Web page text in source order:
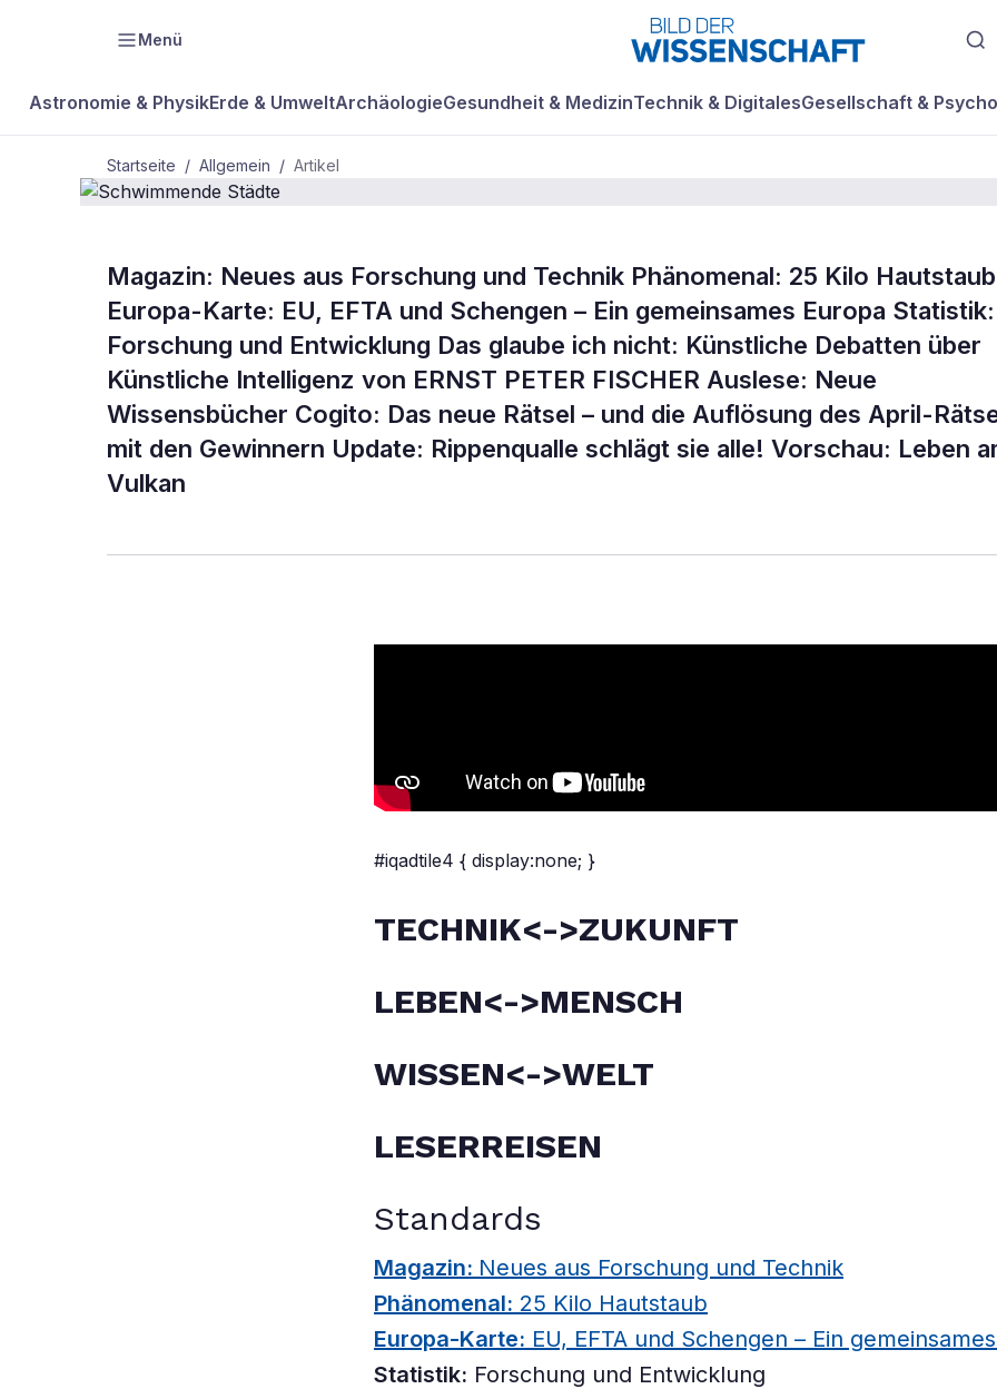
Menü
Astronomie & PhysikErde & UmweltArchäologieGesundheit & MedizinTechnik & DigitalesGesellschaft &
Startseite / Allgemein / Artikel
ALLGEMEIN
Schwimmende
Städte
Magazin: Neues aus Forschung und Technik Phänomenal: 25 Kilo Hautstaub
Europa-Karte: EU, EFTA und Schengen – Ein gemeinsames Europa Statistik:
Forschung und Entwicklung Das glaube ich nicht: Künstliche Debatten über
Künstliche Intelligenz von ERNST PETER FISCHER Auslese: Neue
Wissensbücher Cogito: Das neue Rätsel – und die Auflösung des April-
mit den Gewinnern Update: Rippenqualle schlägt sie alle! Vorschau: Leben
Vulkan
#iqadtile4 { display:none; }
TECHNIK<->ZUKUNFT
LEBEN<->MENSCH
WISSEN<->WELT
LESERREISEN
Standards
Magazin: Neues aus Forschung und Technik
Phänomenal: 25 Kilo Hautstaub
Europa-Karte: EU, EFTA und Schengen – Ein
Statistik: Forschung und Entwicklung